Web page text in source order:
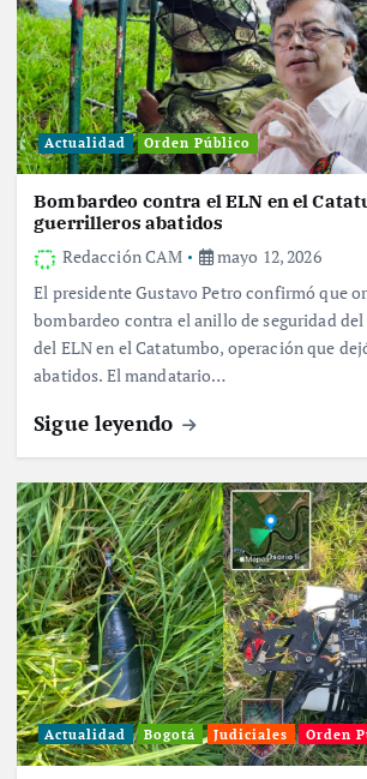
Actualidad Orden Público
Bombardeo contra el ELN en el
guerrilleros abatidos
Redacción CAM
mayo 12, 2026
El presidente Gustavo Petro confirmó que
bombardeo contra el anillo de seguridad
del ELN en el Catatumbo, operación que
abatidos. El mandatario…
Sigue leyendo
Actualidad Bogotá Judiciales Orden